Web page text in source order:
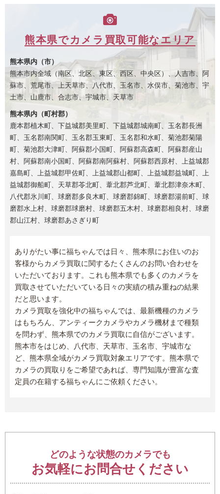
熊本県でカメラ買取可能なエリア
熊本県内（市）
熊本市内全域（南区、北区、東区、西区、中央区）、人吉市、阿
蘇市、荒尾市、上天草市、八代市、玉名市、水俣市、菊池市、宇
土市、山鹿市、合志市、宇城市、天草市
熊本県内（町村郡）
鹿本郡植木町、下益城郡美里町、下益城郡城南町、玉名郡長洲
町、玉名郡南関町、玉名郡玉東町、玉名郡和水町、菊池郡菊陽
町、菊池郡大津町、阿蘇郡小国町、阿蘇郡高森町、阿蘇郡産山
村、阿蘇郡南小国町、阿蘇郡南阿蘇村、阿蘇郡西原村、上益城郡
嘉島町、上益城郡甲佐町、上益城郡山都町、上益城郡益城町、上
益城郡御船町、天草郡苓北町、葦北郡芦北町、葦北郡津奈木町、
八代郡氷川町、球磨郡多良木町、球磨郡錦町、球磨郡湯前町、球
磨郡水上村、球磨郡球磨村、球磨郡五木村、球磨郡相良村、球磨
郡山江村、球磨郡あさぎり町
ありがたい事に福ちゃんでは日々、熊本県にお住いのお
客様からカメラ買取に関するたくさんのお問い合わせを
いただいております。これも熊本県でも多くのカメラを
買取させていただいている日々の実績の積み重ねの結果
だと思います。
カメラ買取を強化中の福ちゃんでは、最新機種のカメラ
はもちろん、アンティークカメラやカメラ機材まで種類
を問わず、熊本県でのカメラ買取に自信がございます。
熊本市をはじめ、八代市、天草市、玉名市、宇城市な
ど、熊本県全域がカメラ買取対象エリアです。熊本県で
カメラの買取りをご希望であれば、専門知識が豊富な査
定員の在籍する福ちゃんにご依頼ください。
どのような状態のカメラでも
お気軽にお問合せください